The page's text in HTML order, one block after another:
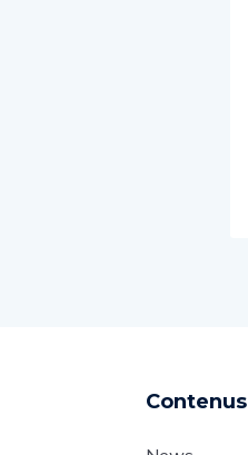
Contenus